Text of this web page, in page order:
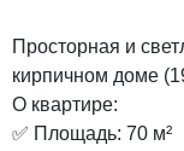
Просторная и
кирпичном доме
О квартире:
✅ Площадь: 70 м²